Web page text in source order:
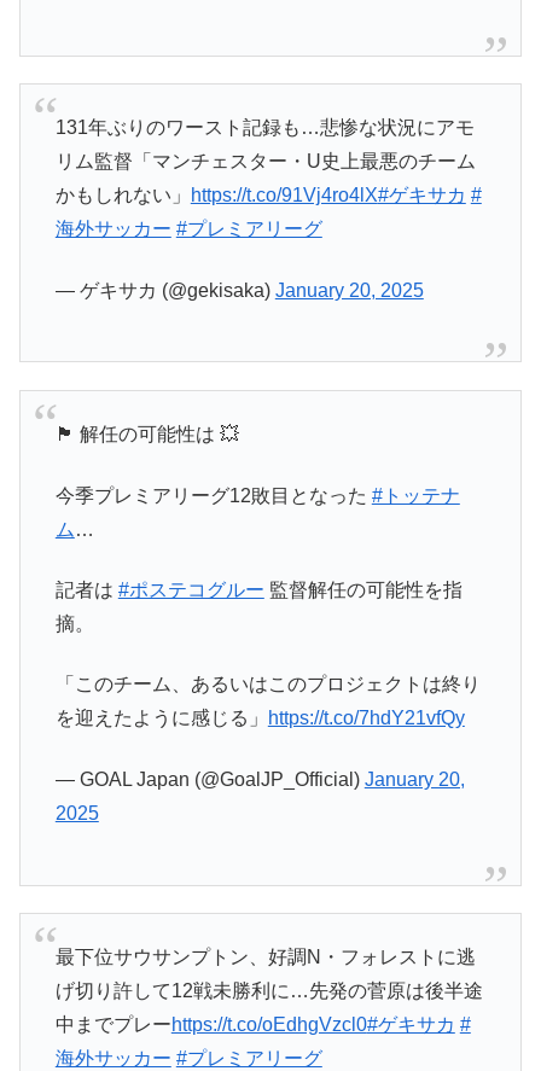
131年ぶりのワースト記録も…悲惨な状況にアモ
リム監督「マンチェスター・U史上最悪のチーム
かもしれない」
https://t.co/91Vj4ro4lX#ゲキサカ #
海外サッカー #プレミアリーグ
— ゲキサカ (@gekisaka) January 20, 2025
🏴󠁧󠁢󠁥󠁮󠁧󠁿 解任の可能性は 💥
今季プレミアリーグ12敗目となった #トッテナ
ム …
記者は #ポステコグルー 監督解任の可能性を指
摘。
「このチーム、あるいはこのプロジェクトは終り
を迎えたように感じる」
https://t.co/7hdY21vfQy
— GOAL Japan (@GoalJP_Official) January 20,
2025
最下位サウサンプトン、好調N・フォレストに逃
げ切り許して12戦未勝利に…先発の菅原は後半途
中までプレーhttps://t.co/oEdhgVzcl0#ゲキサカ #
海外サッカー #プレミアリーグ